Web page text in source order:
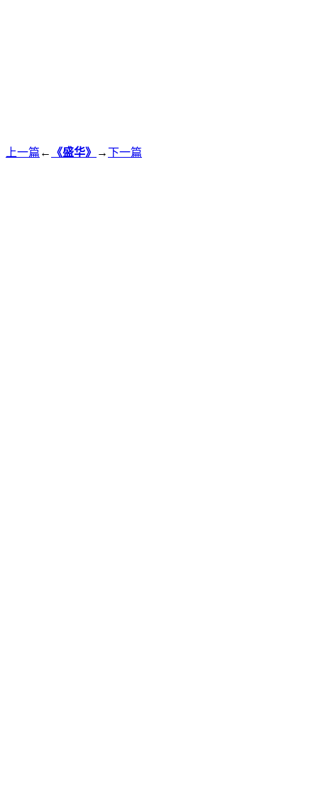
上一篇 ← 《盛华》 →下一篇